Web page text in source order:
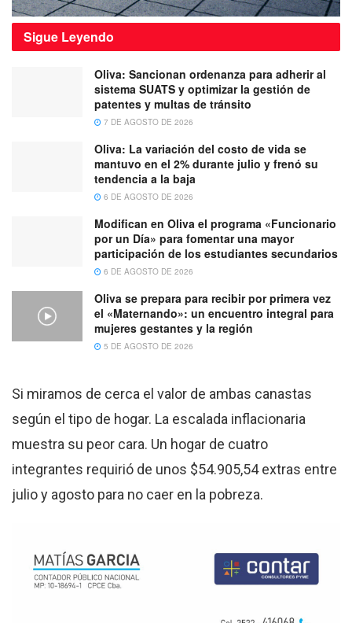
Sigue Leyendo
Oliva: Sancionan ordenanza para adherir al
sistema SUATS y optimizar la gestión de
patentes y multas de tránsito
7 DE AGOSTO DE 2026
Oliva: La variación del costo de vida se
mantuvo en el 2% durante julio y frenó su
tendencia a la baja
6 DE AGOSTO DE 2026
Modifican en Oliva el programa «Funcionario
por un Día» para fomentar una mayor
participación de los estudiantes secundarios
6 DE AGOSTO DE 2026
Oliva se prepara para recibir por primera vez
el «Maternando»: un encuentro integral para
mujeres gestantes y la región
5 DE AGOSTO DE 2026
Si miramos de cerca el valor de ambas canastas
según el tipo de hogar. La escalada inflacionaria
muestra su peor cara. Un hogar de cuatro
integrantes requirió de unos $54.905,54 extras entre
julio y agosto para no caer en la pobreza.